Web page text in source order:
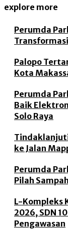
explore more
Perumda
Palopo
Kota
Perumda
Baik
Solo Raya
ke Jalan
Perumda
Pilah
L-Kompleks
2026, SDN
Pengawasan